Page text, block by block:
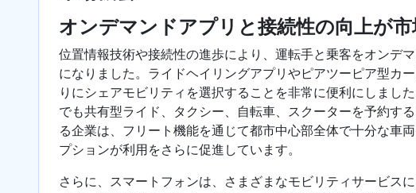
オンデマンドアプリと接続性の向上が市
位置情報技術や接続性の進歩により、運転手と乗客をオンデ
になりました。ライドヘイリングアプリやピアツーピア型カ
りにシェアモビリティを選択することを非常に便利にしまし
でも共有型ライド、タクシー、自転車、スクーターを予約す
る企業は、フリート機能を通じて都市中心部全体で十分な車
プションが利用をさらに促進しています。
さらに、スマートフォンは、さまざまなモビリティサービス